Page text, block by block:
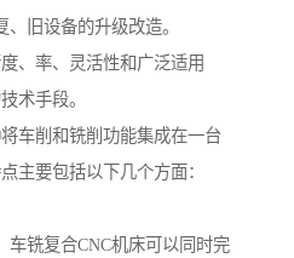
旧设备的升级改造。
、率、灵活性和广泛适用
术手段。
车削和铣削功能集成在一台
主要包括以下几个方面：
铣复合CNC机床可以同时完